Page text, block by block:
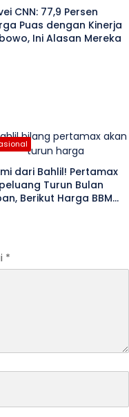
CNN: 77,9 Persen
Puas dengan Kinerja
Ini Alasan Mereka
dari Bahlil! Pertamax
Turun Bulan
Berikut Harga BBM
*